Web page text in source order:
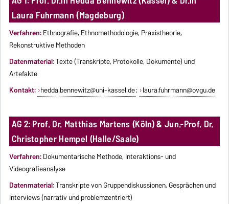
Laura Fuhrmann (Magdeburg)
Verfahren:Ethnografie, Ethnomethodologie, Praxistheorie,
Rekonstruktive Methoden
Datenmaterial: Texte (Transkripte, Protokolle, Dokumente) und
Artefakte
Kontakt: hedda.bennewitz@uni-kassel.de; laura.fuhrmann@ovgu.de
AG 2: Prof. Dr. Matthias Martens (Köln) & Jun.-Prof. Dr.
Christopher Hempel (Halle/Saale)
Verfahren:Dokumentarische Methode, Interaktions- und
Videografieanalyse
Datenmaterial: Transkripte von Gruppendiskussionen, Gesprächen und
Interviews (narrativ und problemzentriert)